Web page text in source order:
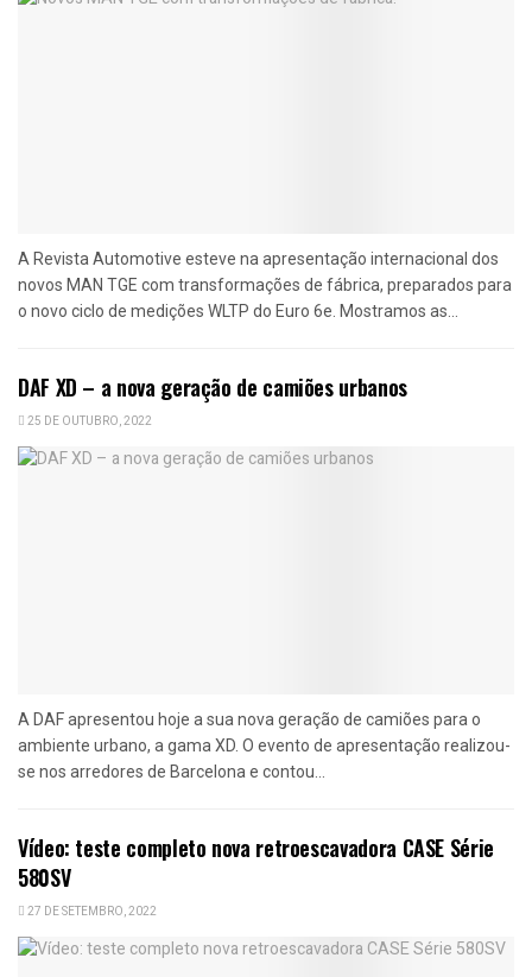
A Revista Automotive esteve na apresentação internacional dos
novos MAN TGE com transformações de fábrica, preparados para
o novo ciclo de medições WLTP do Euro 6e. Mostramos as...
DAF XD – a nova geração de camiões urbanos
25 DE OUTUBRO, 2022
A DAF apresentou hoje a sua nova geração de camiões para o
ambiente urbano, a gama XD. O evento de apresentação realizou-
se nos arredores de Barcelona e contou...
Vídeo: teste completo nova retroescavadora CASE Série
580SV
27 DE SETEMBRO, 2022